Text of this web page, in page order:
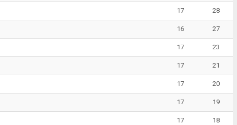
17 28
16 27
17 23
17 21
17 20
17 19
17 18